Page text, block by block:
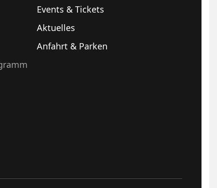
Events & Tickets
Aktuelles
Anfahrt & Parken